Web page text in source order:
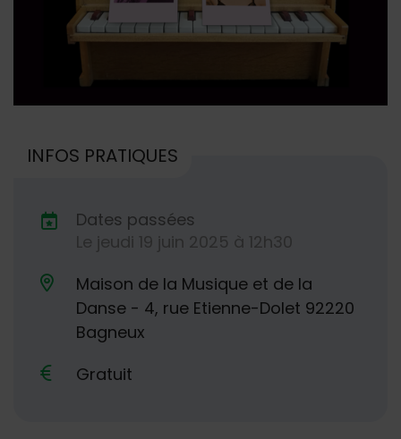
INFOS PRATIQUES
Dates de planification
Dates passées
Le jeudi 19 juin 2025 à 12h30
Lieu alternatif
Maison de la Musique et de la
Danse - 4, rue Etienne-Dolet 92220
Bagneux
Gratuit